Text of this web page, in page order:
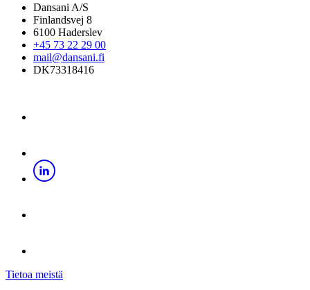
Dansani A/S
Finlandsvej 8
6100 Haderslev
+45 73 22 29 00
mail@dansani.fi
DK73318416
Tietoa meistä